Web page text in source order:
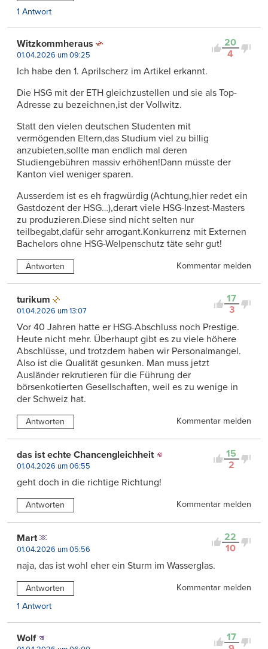
1 Antwort
20
4
Witzkommheraus
01.04.2026 um 09:25
Ich habe den 1. Aprilscherz im Artikel erkannt.
Die HSG mit der ETH gleichzustellen und sie als Top-
Adresse zu bezeichnen,ist der Vollwitz.
Statt den vielen deutschen Studenten mit
vermögenden Eltern,das Studium viel zu billig
anzubieten,sollte man endlich mal deren
Studiengebühren massiv erhöhen!Dann müsste der
Kanton viel weniger sparen.
Ausserdem ist es eh fragwürdig (Achtung,hier redet ein
Gastdozent der HSG…),derart viele HSG-Inzest-Masters
zu produzieren.Diese sind nicht selten nur
teilbegabt,dafür sehr arrogant.Konkurrenz mit Externen
Bachelors ohne HSG-Welpenschutz täte sehr gut!
Antworten Kommentar melden
17
3
turikum
01.04.2026 um 13:07
Vor 40 Jahren hatte er HSG-Abschluss noch Prestige.
Heute nicht mehr. Überhaupt gibt es zu viele höhere
Abschlüsse, und trotzdem haben wir Personalmangel.
Also ist die Qualität gesunken. Man muss jetzt
Ausländer rekrutieren für die Führung der
börsenkotierten Gesellschaften, weil es zu wenige in
der Schweiz hat.
Antworten Kommentar melden
15
2
das ist echte Chancengleichheit
01.04.2026 um 06:55
geht doch in die richtige Richtung!
Antworten Kommentar melden
22
10
Mart
01.04.2026 um 05:56
naja, das ist wohl eher ein Sturm im Wasserglas.
Antworten
Kommentar melden
1 Antwort
17
Wolf